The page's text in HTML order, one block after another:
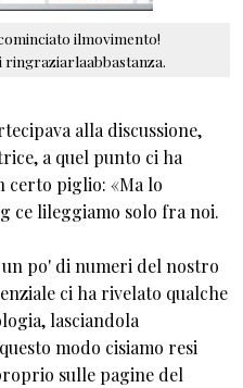
ilmovimento!
ringraziarlaabbastanza.
alla discussione,
a quel punto ci ha
piglio: «Ma lo
ce lileggiamo solo fra noi.
po' di numeri del nostro
ci ha rivelato qualche
lasciandola
modo cisiamo resi
sulle pagine del